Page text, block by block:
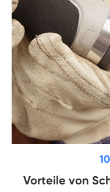
Vorteile von